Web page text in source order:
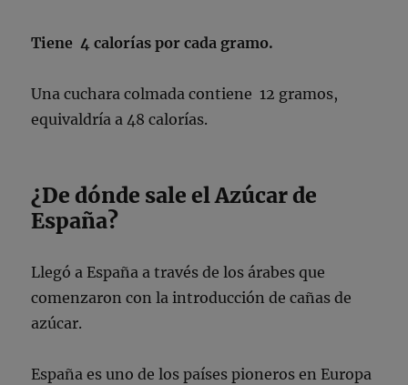
Tiene 4 calorías por cada gramo.
Una cuchara colmada contiene 12 gramos,
equivaldría a 48 calorías.
¿De dónde sale el Azúcar de
España?
Llegó a España a través de los árabes que
comenzaron con la introducción de cañas de
azúcar.
España es uno de los países pioneros en Europa